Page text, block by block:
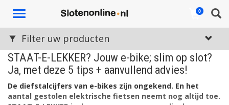
Toggle
0
STAAT-E-LEKKER? Jouw e-bike; slim op slot?
Ja, met deze 5 tips + aanvullend advies!
De diefstalcijfers van e-bikes zijn ongekend. En het
aantal gestolen elektrische fietsen neemt nog altijd toe.
Filter uw producten